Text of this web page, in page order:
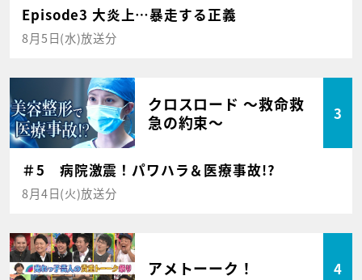
Episode3 大炎上…暴走する正義
8月5日(水)放送分
クロスロード ～救命救
急の約束～
3
＃5 病院激震！パワハラ＆医療事故!?
8月4日(火)放送分
アメトーーク！ 4